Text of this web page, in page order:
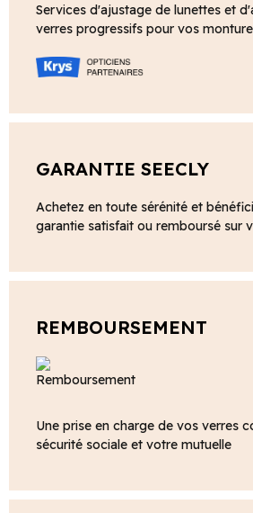
Services d'ajustage de lunettes et
verres progressifs pour vos
GARANTIE SEECLY
Achetez en toute sérénité et
garantie satisfait ou remboursé sur
REMBOURSEMENT
Une prise en charge de vos verres
sécurité sociale et votre mutuelle